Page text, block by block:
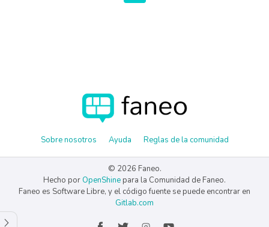
Sobre nosotros Ayuda Reglas de la comunidad
© 2026 Faneo.
Hecho por OpenShine para la Comunidad de Faneo.
Faneo es Software Libre, y el código fuente se puede encontrar en
Gitlab.com